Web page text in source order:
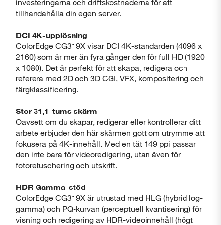
investeringarna och driftskostnaderna för att
tillhandahålla din egen server.
DCI 4K-upplösning
ColorEdge CG319X visar DCI 4K-standarden (4096 x
2160) som är mer än fyra gånger den för full HD (1920
x 1080). Det är perfekt för att skapa, redigera och
referera med 2D och 3D CGI, VFX, kompositering och
färgklassificering.
Stor 31,1-tums skärm
Oavsett om du skapar, redigerar eller kontrollerar ditt
arbete erbjuder den här skärmen gott om utrymme att
fokusera på 4K-innehåll. Med en tät 149 ppi passar
den inte bara för videoredigering, utan även för
fotoretuschering och utskrift.
HDR Gamma-stöd
ColorEdge CG319X är utrustad med HLG (hybrid log-
gamma) och PQ-kurvan (perceptuell kvantisering) för
visning och redigering av HDR-videoinnehåll (högt